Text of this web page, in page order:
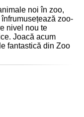
noi în zoo,
zoo-
nivel nou te
Joacă acum
fantastică din Zoo